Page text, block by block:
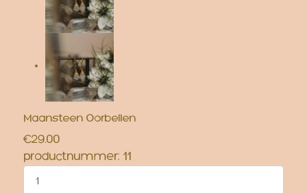
Maansteen Oorbellen
€29.00
productnummer: 11